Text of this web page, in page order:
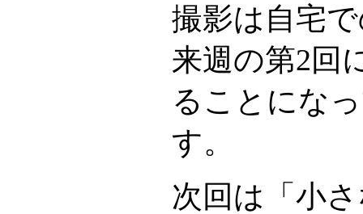
撮影は自宅
来週の第2回
ることにな
す。
次回は「小